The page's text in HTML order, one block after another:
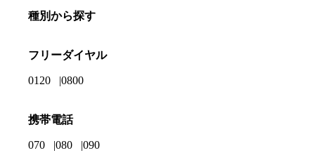
種別から探す
フリーダイヤル
0120 0800
携帯電話
070 080 090